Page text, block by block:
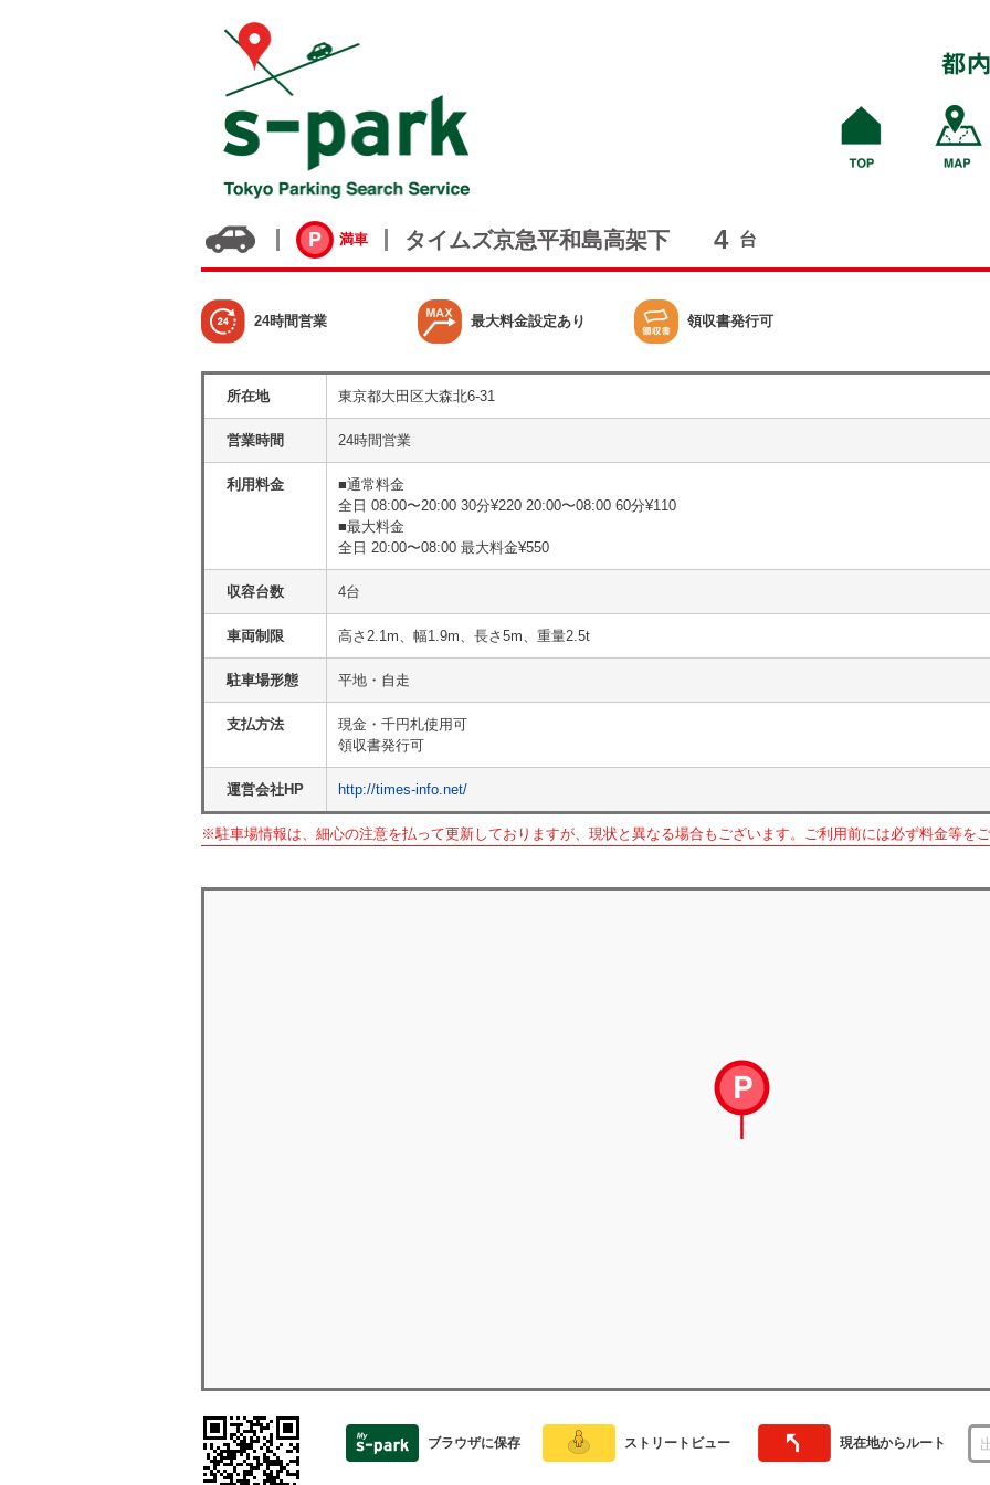
満車 タイムズ京急平和島高架下 4 台
24時間営業 最大料金設定あり 領収書発行可
所在地 東京都大田区大森北6-31
営業時間 24時間営業
利用料金
■通常料金
全日 08:00〜20:00 30分¥220 20:00〜08:00 60分¥110
■最大料金
全日 20:00〜08:00 最大料金¥550
収容台数 4台
車両制限 高さ2.1m、幅1.9m、長さ5m、重量2.5t
駐車場形態 平地・自走
支払方法
現金・千円札使用可
領収書発行可
運営会社HP http://times-info.net/
※駐車場情報は、細心の注意を払って更新しておりますが、現状と異なる場合もございます。ご利用前には必ず料金等をご
ブラウザに保存 ストリートビュー 現在地からルート